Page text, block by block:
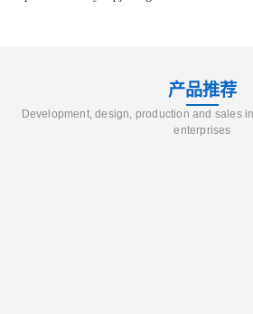
产品推荐
Development, design, production and sales
enterprises